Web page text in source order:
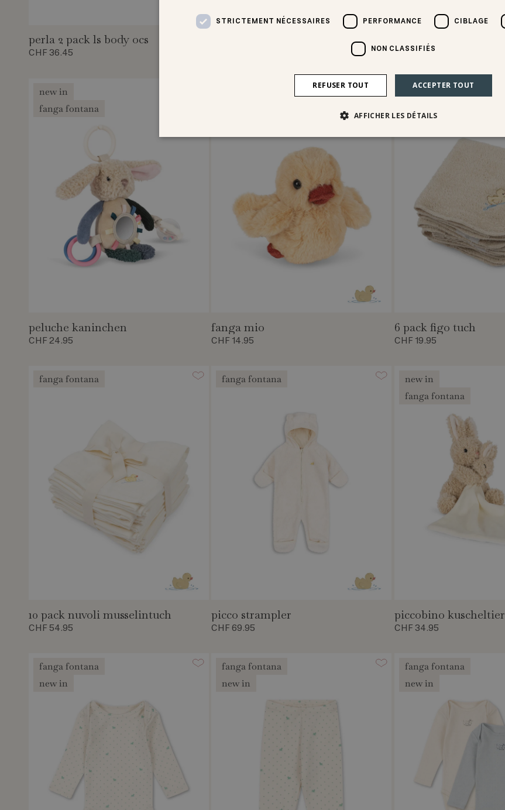
perla 2 pack ls body ocs
CHF 36.45
savora due cardigan
CHF 49.95
new in
fanga fontana
peluche kaninchen
CHF 24.95
fanga mio
CHF 14.95
fanga fontana
6 pack figo tuch
CHF 19.95
fanga fontana
10 pack nuvoli musselintuch
CHF 54.95
fanga fontana
picco strampler
CHF 69.95
new in
fanga fontana
piccobino kuscheltier
CHF 34.95
fanga fontana
new in
fanga fontana
new in
fanga fontana
new in
STRICTEMENT NÉCESSAIRES PERFORMANCE CIBLAGE
NON CLASSIFIÉS
ACCEPTER TOUT
REFUSER TOUT
AFFICHER LES DÉTAILS